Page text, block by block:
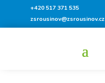
+420 517 371 535
zsrousinov@zsrousinov.cz